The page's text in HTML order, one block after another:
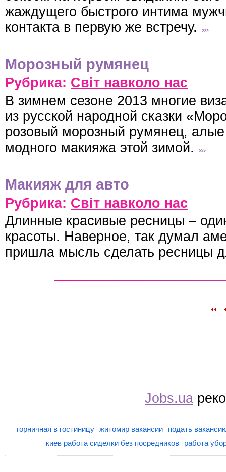
жаждущего быстрого интима
контакта в первую же встречу.
Морозный румянец
Рубрика: Світ навколо нас
В зимнем сезоне 2013 многие
из русской народной сказки
розовый морозный румянец,
модного макияжа этой зимой.
Макияж для авто
Рубрика: Світ навколо нас
Длинные красивые ресницы –
красоты. Наверное, так думал
пришла мысль сделать ресницы
Jobs.ua
горничная в гостиницу житомир вакансии
подать
киев работа сиделки без посредников
работа